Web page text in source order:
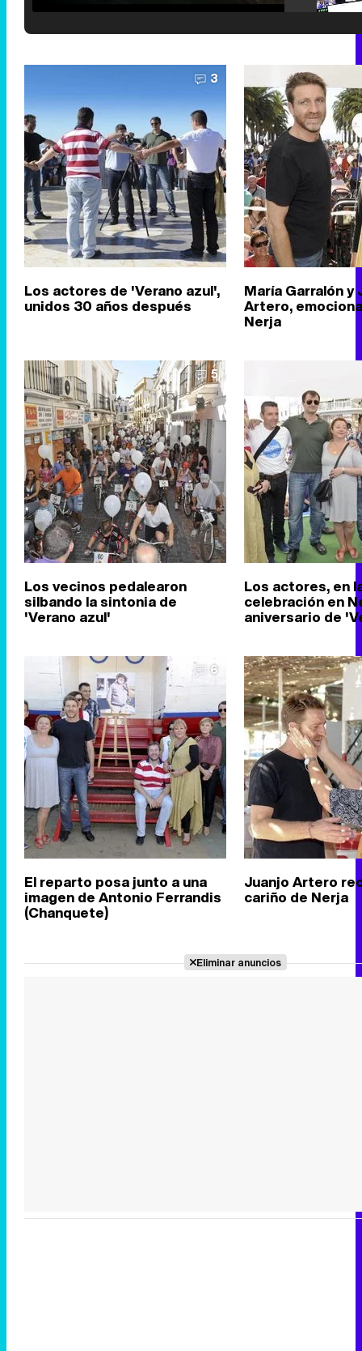
3
Los actores de 'Verano azul',
unidos 30 años después
María Garralón y
Artero,
Nerja
5
Los vecinos pedalearon
silbando la sintonia de
'Verano azul'
Los actores, en
celebración en
aniversario de
6
El reparto posa junto a una
imagen de Antonio Ferrandis
(Chanquete)
Juanjo Artero
cariño de Nerja
Eliminar anuncios